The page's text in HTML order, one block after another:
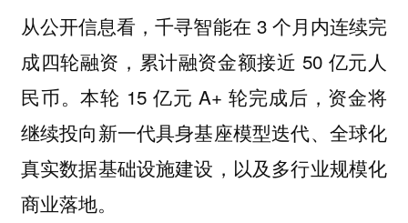
从公开信息看，千寻智能在 3 个月内连续完
成四轮融资，累计融资金额接近 50 亿元人
民币。本轮 15 亿元 A+ 轮完成后，资金将
继续投向新一代具身基座模型迭代、全球化
真实数据基础设施建设，以及多行业规模化
商业落地。